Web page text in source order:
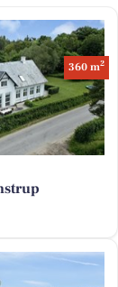
360 m2